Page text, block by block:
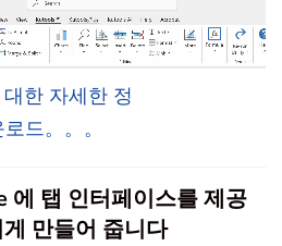
한 자세한 정
드。。。
에 탭 인터페이스를 제공
만들어 줍니다